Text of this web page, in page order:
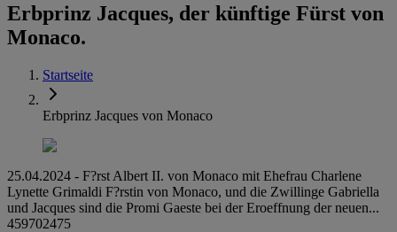
Erbprinz Jacques, der künftige Fürst von
Monaco.
Startseite
Erbprinz Jacques von Monaco
25.04.2024 - F?rst Albert II. von Monaco mit Ehefrau Charlene
Lynette Grimaldi F?rstin von Monaco, und die Zwillinge Gabriella
und Jacques sind die Promi Gaeste bei der Eroeffnung der neuen...
459702475